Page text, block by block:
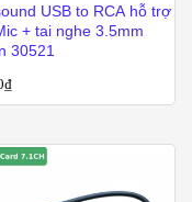
USB to RCA hỗ trợ
+ tai nghe 3.5mm
30521
₫